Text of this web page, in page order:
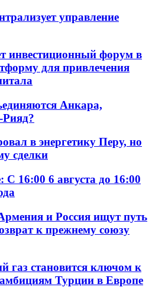
управление
инвестиционный форум в
для привлечения
Анкара,
в энергетику Перу, но
сделки
С 16:00 6 августа до 16:00
и Россия ищут путь
к прежнему союзу
газ становится ключом к
амбициям Турции в Европе